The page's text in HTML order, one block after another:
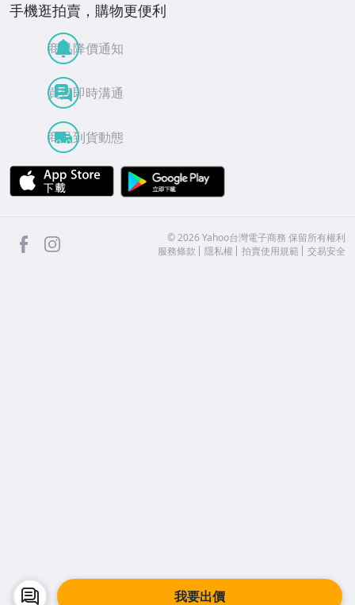
我要出價
手機逛拍賣，購物更便利
商品降價通知
買賣即時溝通
商品到貨動態
APP Store
facebook ©2026 Yahoo台灣電子商務 保留所有權利
服務條款
隱私權 拍賣使用規範 交易安全